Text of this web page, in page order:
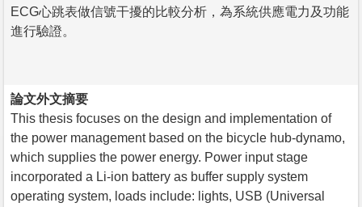
ECG心跳表做信號干擾的比較分析，為系統供應電力及功能
進行驗證。
論文外文摘要
This thesis focuses on the design and implementation of
the power management based on the bicycle hub-dynamo,
which supplies the power energy. Power input stage
incorporated a Li-ion battery as buffer supply system
operating system, loads include: lights, USB (Universal